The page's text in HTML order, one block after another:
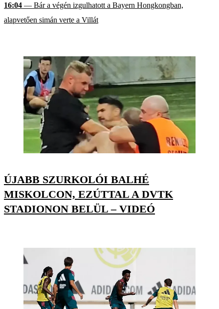
16:04 — Bár a végén izgulhatott a Bayern Hongkongban,
alapvetően simán verte a Villát
ÚJABB SZURKOLÓI BALHÉ
MISKOLCON, EZÚTTAL A DVTK
STADIONON BELÜL – VIDEÓ